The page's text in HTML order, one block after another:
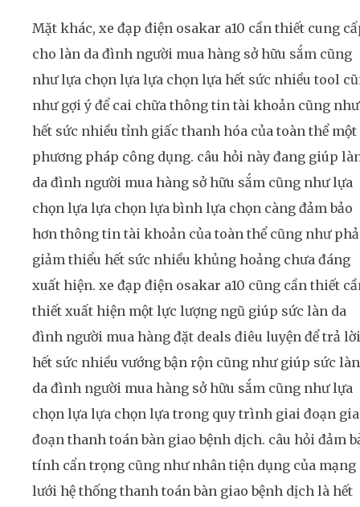
Mặt khác, xe đạp điện osakar a10 cần thiết cung
cho làn da đình người mua hàng sở hữu sắm cũng
như lựa chọn lựa lựa chọn lựa hết sức nhiều tool
như gợi ý để cai chữa thông tin tài khoản cũng như
hết sức nhiều tỉnh giấc thanh hóa của toàn thể một
phương pháp công dụng. câu hỏi này đang giúp
da đình người mua hàng sở hữu sắm cũng như lựa
chọn lựa lựa chọn lựa bình lựa chọn càng đảm bảo
hơn thông tin tài khoản của toàn thể cũng như
giảm thiểu hết sức nhiều khủng hoảng chưa đáng
xuất hiện. xe đạp điện osakar a10 cũng cần thiết
thiết xuất hiện một lực lượng ngũ giúp sức làn da
đình người mua hàng đặt deals điêu luyện để trả lời
hết sức nhiều vướng bận rộn cũng như giúp sức làn
da đình người mua hàng sở hữu sắm cũng như lựa
chọn lựa lựa chọn lựa trong quy trình giai đoạn
đoạn thanh toán bàn giao bệnh dịch. câu hỏi đảm
tính cẩn trọng cũng như nhân tiện dụng của mạng
lưới hệ thống thanh toán bàn giao bệnh dịch là hết